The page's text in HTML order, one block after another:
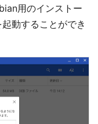
用のインストー
動することができ